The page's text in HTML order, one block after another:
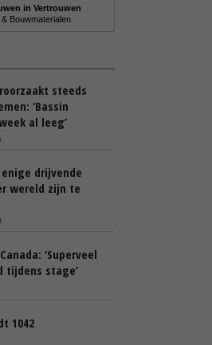
in Vertrouwen
Bouwmaterialen
steeds
‘Bassin
al leeg’
drijvende
wereld zijn te
‘Superveel
tijdens stage’
1042